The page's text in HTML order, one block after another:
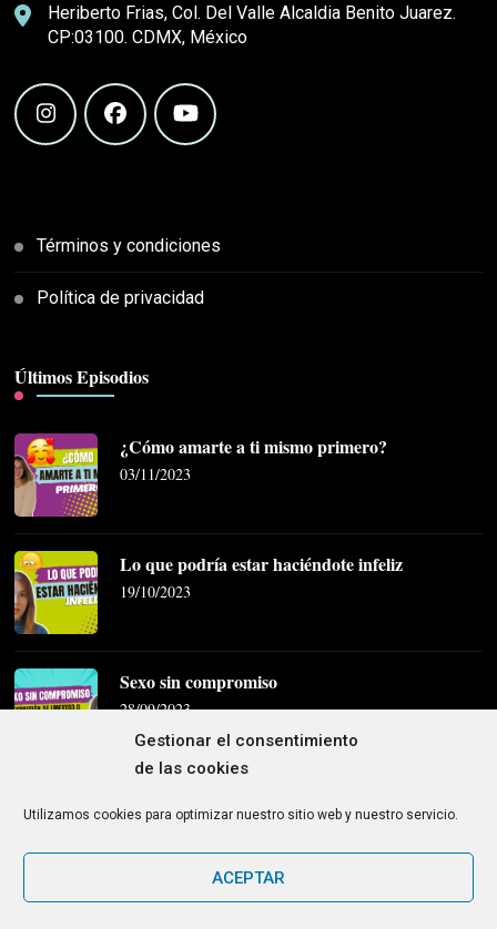
Heriberto Frias, Col. Del Valle Alcaldia Benito Juarez.
CP:03100. CDMX, México
Términos y condiciones
Política de privacidad
Últimos Episodios
¿Cómo amarte a ti mismo primero?
03/11/2023
Lo que podría estar haciéndote infeliz
19/10/2023
Sexo sin compromiso
28/09/2023
Blossom Coach | Desarrollado por
Themes. Funciona conWordPress. Política de privacidad